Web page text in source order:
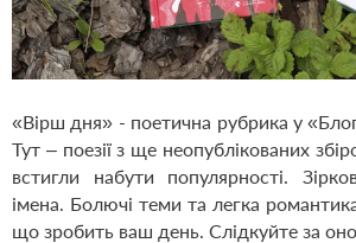
«Вірш дня» - поетична рубрика у
Тут – поезії з ще неопублікованих
встигли набути популярності.
імена. Болючі теми та легка
що зробить ваш день. Слідкуйте за